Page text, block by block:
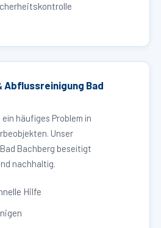
Abflussreinigung Bad
häufiges Problem in
Unser
Bachberg beseitigt
nachhaltig.
Hilfe